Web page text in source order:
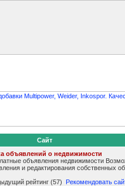
Сайт
объявлений о недвижимости
объявления недвижимости
и редактирования собственных
рейтинг (57) Рекомендовать